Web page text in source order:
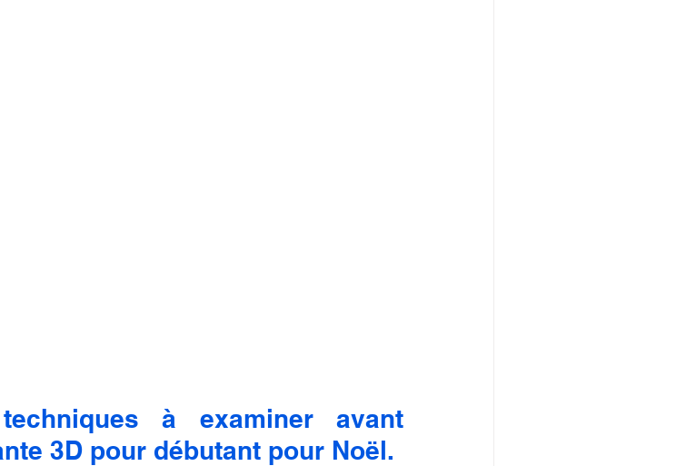
à examiner avant
3D pour débutant pour Noël.